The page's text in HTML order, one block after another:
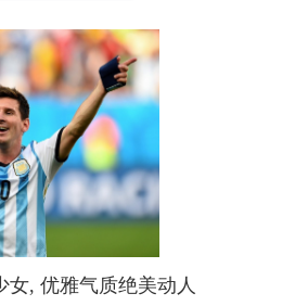
女, 优雅气质绝美动人